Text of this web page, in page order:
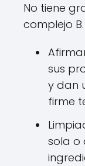
No tiene
complejo B.
sus
y dan
firme
sola o